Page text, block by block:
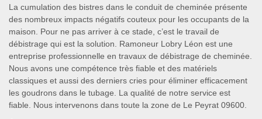
La cumulation des bistres dans le conduit de cheminée présente
des nombreux impacts négatifs couteux pour les occupants de la
maison. Pour ne pas arriver à ce stade, c’est le travail de
débistrage qui est la solution. Ramoneur Lobry Léon est une
entreprise professionnelle en travaux de débistrage de cheminée.
Nous avons une compétence très fiable et des matériels
classiques et aussi des derniers cries pour éliminer efficacement
les goudrons dans le tubage. La qualité de notre service est
fiable. Nous intervenons dans toute la zone de Le Peyrat 09600.